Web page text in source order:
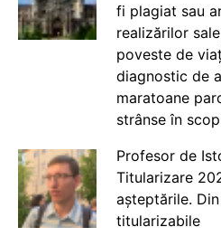
fi plagiat sau
realizărilor
poveste de
diagnostic de
maratoane
strânse în
Profesor de
Titularizare
așteptările.
titularizabile